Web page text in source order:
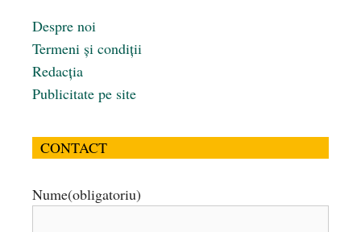
Despre noi
Termeni și condiții
Redacția
Publicitate pe site
CONTACT
Nume(obligatoriu)